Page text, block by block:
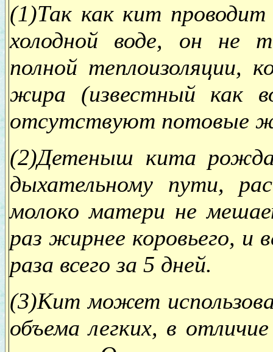
(1)Так как кит
холодной воде, он не
полной теплоизоляции,
жира (известный как
отсутствуют потовые
(2)Детеныш кита
дыхательному пути,
молоко матери не
раз жирнее коровьего, и
раза всего за 5 дней.
(3)Кит может
объема легких, в